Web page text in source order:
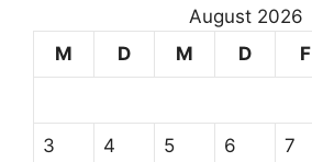
August 2026
M
D M D F
3 4 5 6 7